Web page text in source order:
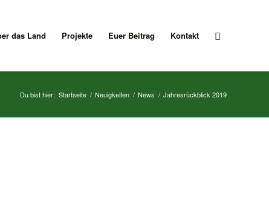
das Land Projekte Euer Beitrag Kontakt
Du bist hier: Startseite / Neuigkeiten / News / Jahresrückblick 2019